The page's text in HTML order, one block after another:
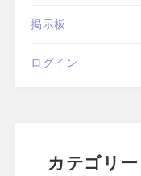
掲示板
ログイン
カテゴリー